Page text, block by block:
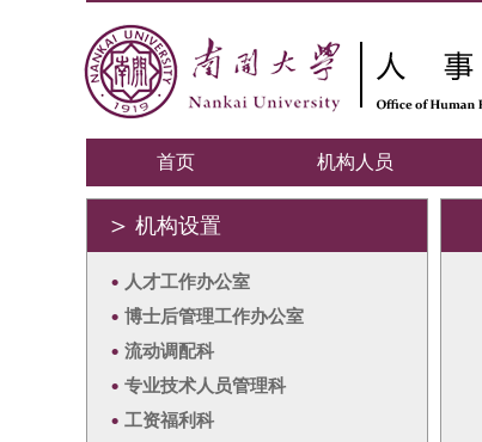
首页 机构人员
＞ 机构设置
• 人才工作办公室
• 博士后管理工作办公室
• 流动调配科
• 专业技术人员管理科
• 工资福利科